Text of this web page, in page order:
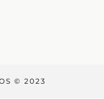
© 2023